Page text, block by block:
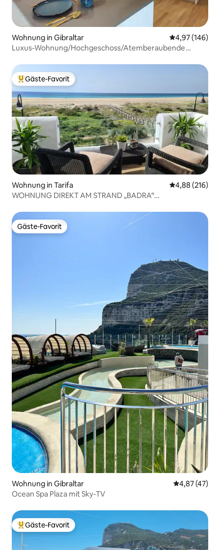
Wohnung in Gibraltar
4,97 (146)
Luxus-Wohnung/Hochgeschoss/Atemberaubende
Beliebter Gäste-Favorit.
Gäste-Favorit
Wohnung in Tarifa
4,88 (216)
WOHNUNG DIREKT AM STRAND „BADRA“
Gäste-Favorit
Gäste-Favorit
Wohnung in Gibraltar
4,87 (47)
Ocean Spa Plaza mit Sky-TV
Beliebter Gäste-Favorit.
Gäste-Favorit